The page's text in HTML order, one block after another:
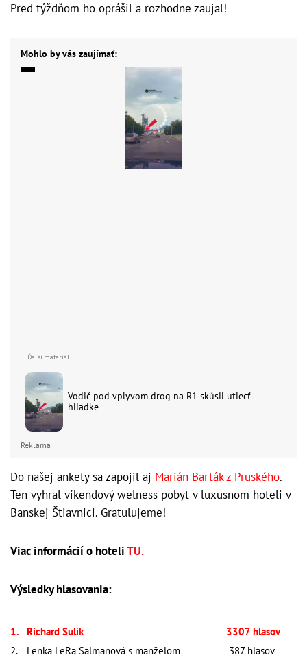
Pred týždňom ho oprášil a rozhodne zaujal!
Mohlo by vás zaujímať:
Vodič pod vplyvom drog na R1 skúsil utiecť
hliadke
Reklama
Do našej ankety sa zapojil aj Marián Barták z Pruského.
Ten vyhral víkendový welness pobyt v luxusnom hoteli v
Banskej Štiavnici. Gratulujeme!
Viac informácií o hoteliTU.
Výsledky hlasovania:
1. Richard Sulík
3307 hlasov
2.
Lenka LeRa Salmanová s manželom
387 hlasov